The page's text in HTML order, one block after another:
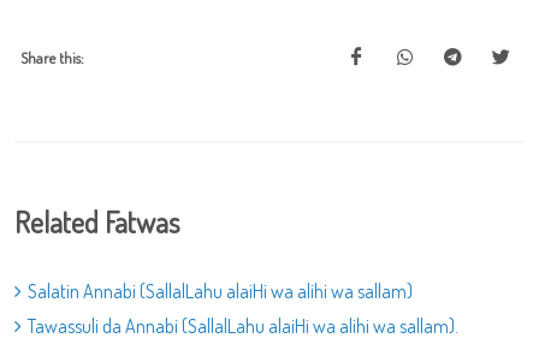
Share this:
Related Fatwas
Salatin Annabi (SallalLahu alaiHi wa alihi wa sallam)
Tawassuli da Annabi (SallalLahu alaiHi wa alihi wa sallam).